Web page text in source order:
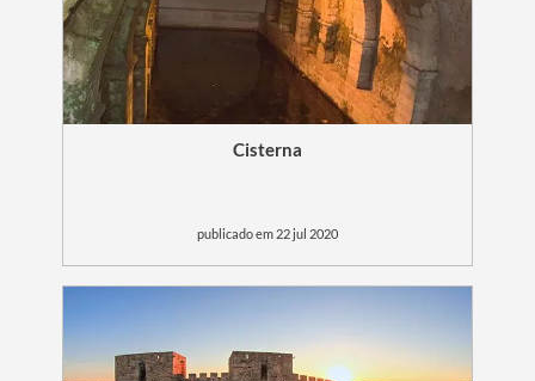
Cisterna
publicado em 22 jul 2020